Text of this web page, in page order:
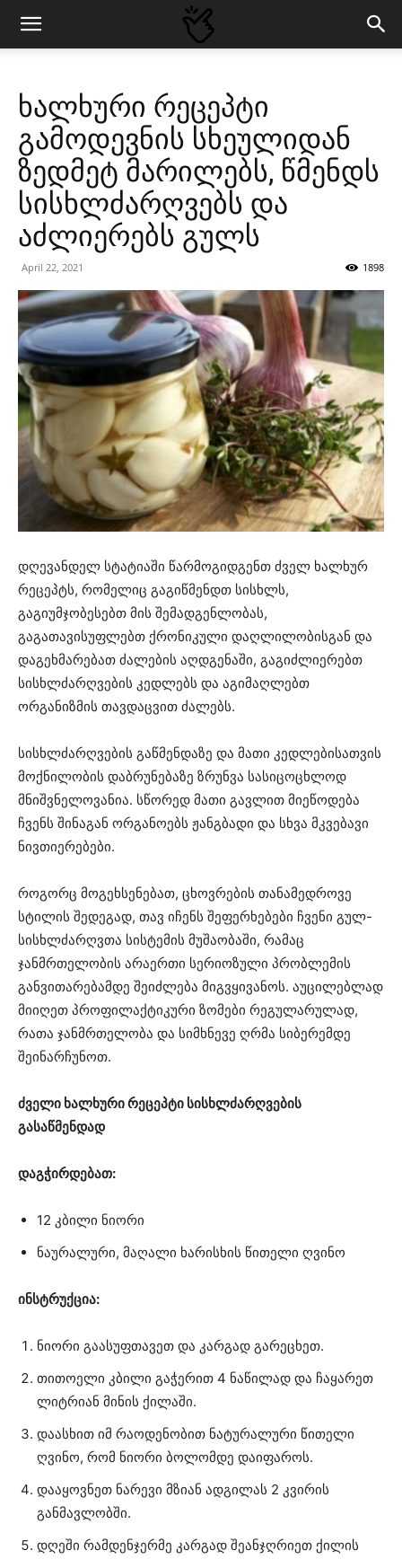
ხალხური რეცეპტი
გამოდევნის სხეულიდან
ზედმეტ მარილებს, წმენდს
სისხლძარღვებს და
აძლიერებს გულს
April 22, 2021 1898
დღევანდელ სტატიაში წარმოგიდგენთ ძველ ხალხურ
რეცეპტს, რომელიც გაგიწმენდთ სისხლს,
გაგიუმჯობესებთ მის შემადგენლობას,
გაგათავისუფლებთ ქრონიკული დაღლილობისგან და
დაგეხმარებათ ძალების აღდგენაში, გაგიძლიერებთ
სისხლძარღვების კედლებს და აგიმაღლებთ
ორგანიზმის თავდაცვით ძალებს.
სისხლძარღვების გაწმენდაზე და მათი კედლებისათვის
მოქნილობის დაბრუნებაზე ზრუნვა სასიცოცხლოდ
მნიშვნელოვანია. სწორედ მათი გავლით მიეწოდება
ჩვენს შინაგან ორგანოებს ჟანგბადი და სხვა მკვებავი
ნივთიერებები.
როგორც მოგეხსენებათ, ცხოვრების თანამედროვე
სტილის შედეგად, თავ იჩენს შეფერხებები ჩვენი გულ-
სისხლძარღვთა სისტემის მუშაობაში, რამაც
ჯანმრთელობის არაერთი სერიოზული პრობლემის
განვითარებამდე შეიძლება მიგვყივანოს. აუცილებლად
მიიღეთ პროფილაქტიკური ზომები რეგულარულად,
რათა ჯანმრთელობა და სიმხნევე ღრმა სიბერემდე
შეინარჩუნოთ.
ძველი ხალხური რეცეპტი სისხლძარღვების
გასაწმენდად
დაგჭირდებათ:
12 კბილი ნიორი
ნაურალური, მაღალი ხარისხის წითელი ღვინო
ინსტრუქცია:
ნიორი გაასუფთავეთ და კარგად გარეცხეთ.
თითოელი კბილი გაჭერით 4 ნაწილად და ჩაყარეთ
ლიტრიან მინის ქილაში.
დაასხით იმ რაოდენობით ნატურალური წითელი
ღვინო, რომ ნიორი ბოლომდე დაიფაროს.
დააყოვნეთ ნარევი მზიან ადგილას 2 კვირის
განმავლობში.
დღეში რამდენჯერმე კარგად შეანჯღრიეთ ქილის